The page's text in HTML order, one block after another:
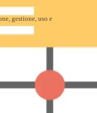
gestione, uso e